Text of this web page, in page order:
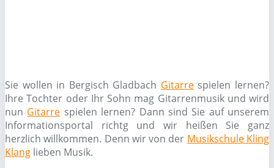
Sie wollen in Bergisch Gladbach Gitarrespielen lernen?
Ihre Tochter oder Ihr Sohn mag Gitarrenmusik und wird
nun Gitarre spielen lernen? Dann sind Sie auf unserem
Informationsportal richtg und wir heißen Sie ganz
herzlich willkommen. Denn wir von der Musikschule Kling
Klang lieben Musik.